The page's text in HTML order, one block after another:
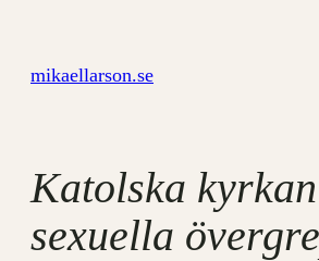
innehåll
mikaellarson.se
Katolska
sexuella